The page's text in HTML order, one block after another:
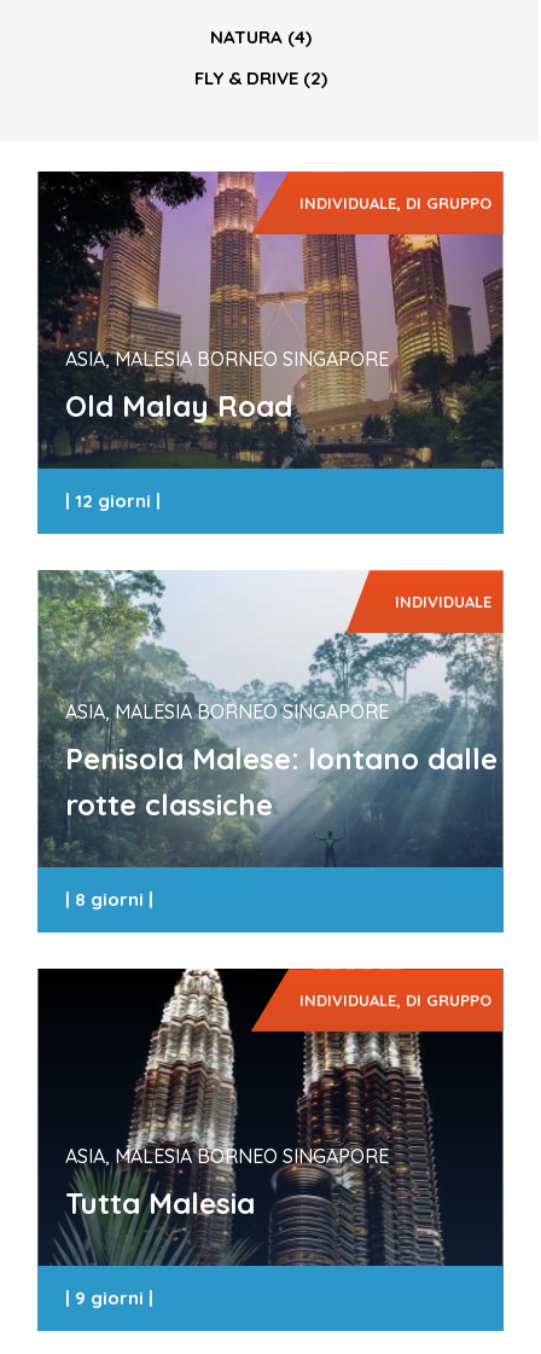
NATURA (4)
FLY & DRIVE (2)
INDIVIDUALE, DI GRUPPO
ASIA, MALESIA BORNEO SINGAPORE
Old Malay Road
|12 giorni |
INDIVIDUALE
ASIA, MALESIA BORNEO SINGAPORE
Penisola Malese: lontano dalle
rotte classiche
| 8 giorni |
INDIVIDUALE, DI GRUPPO
ASIA, MALESIA BORNEO SINGAPORE
Tutta Malesia
| 9 giorni |